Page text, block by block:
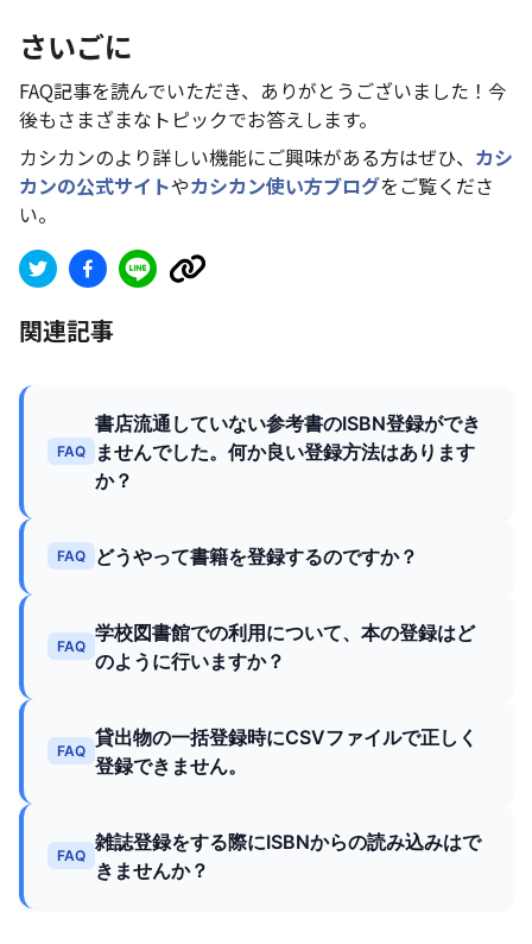
さいごに
FAQ記事を読んでいただき、ありがとうございました！今
後もさまざまなトピックでお答えします。
カシカンのより詳しい機能にご興味がある方はぜひ、 カシ
カンの公式サイトやカシカン使い方ブログをご覧くださ
い。
関連記事
FAQ
書店流通していない参考書のISBN登録ができ
ませんでした。何か良い登録方法はあります
か？
FAQ どうやって書籍を登録するのですか？
FAQ
学校図書館での利用について、本の登録はど
のように行いますか？
FAQ
貸出物の一括登録時にCSVファイルで正しく
登録できません。
FAQ
雑誌登録をする際にISBNからの読み込みはで
きませんか？